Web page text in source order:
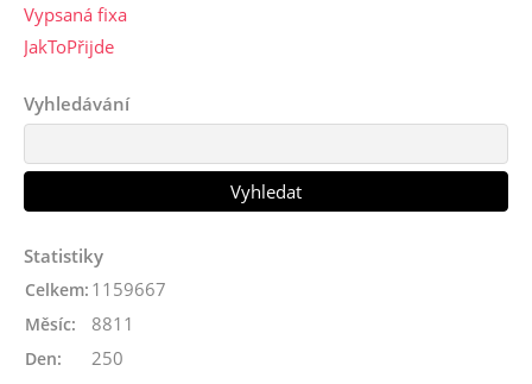
Vypsaná fixa
JakToPřijde
Vyhledávání
Statistiky
Celkem: 1159667
Měsíc: 8811
Den: 250